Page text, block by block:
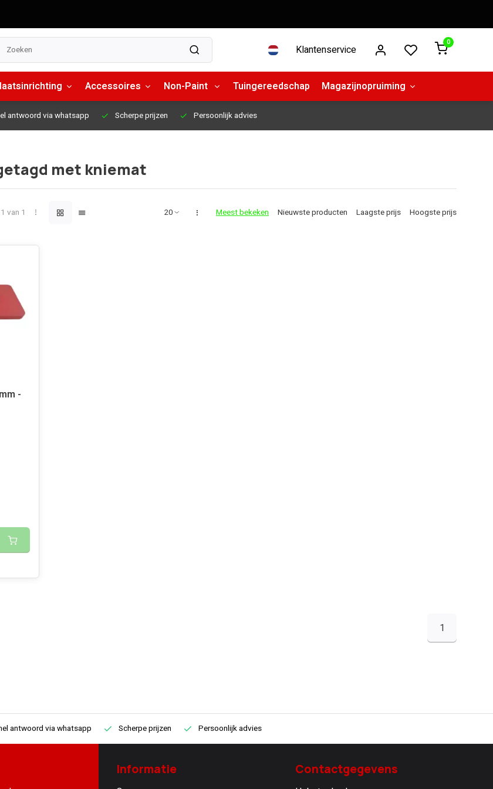
Klantenservice
0
Accessoires Non-Paint Tuingereedschap Magazijnopruiming
antwoord via whatsapp Scherpe prijzen Persoonlijk advies
met kniemat
van 1 Meest bekeken Nieuwste producten Laagste prijs Hoogste prijs
-
1
antwoord via whatsapp Scherpe prijzen Persoonlijk advies
Informatie Contactgegevens